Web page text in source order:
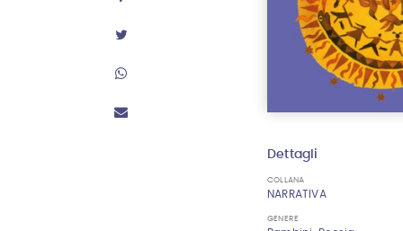
Dettagli
COLLANA
NARRATIVA
GENERE